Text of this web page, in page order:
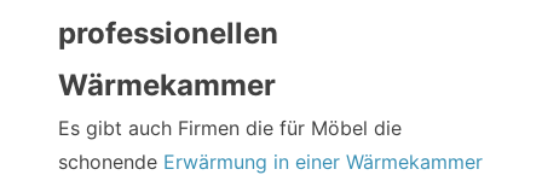
professionellen
Wärmekammer
Es gibt auch Firmen die für Möbel die
schonende Erwärmung in einer Wärmekammer